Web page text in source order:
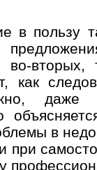
в пользу
во-
как
даже
в